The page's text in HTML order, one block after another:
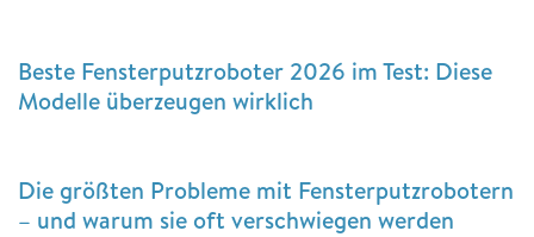
Beste Fensterputzroboter 2026 im Test: Diese
Modelle überzeugen wirklich
Die größten Probleme mit Fensterputzrobotern
– und warum sie oft verschwiegen werden